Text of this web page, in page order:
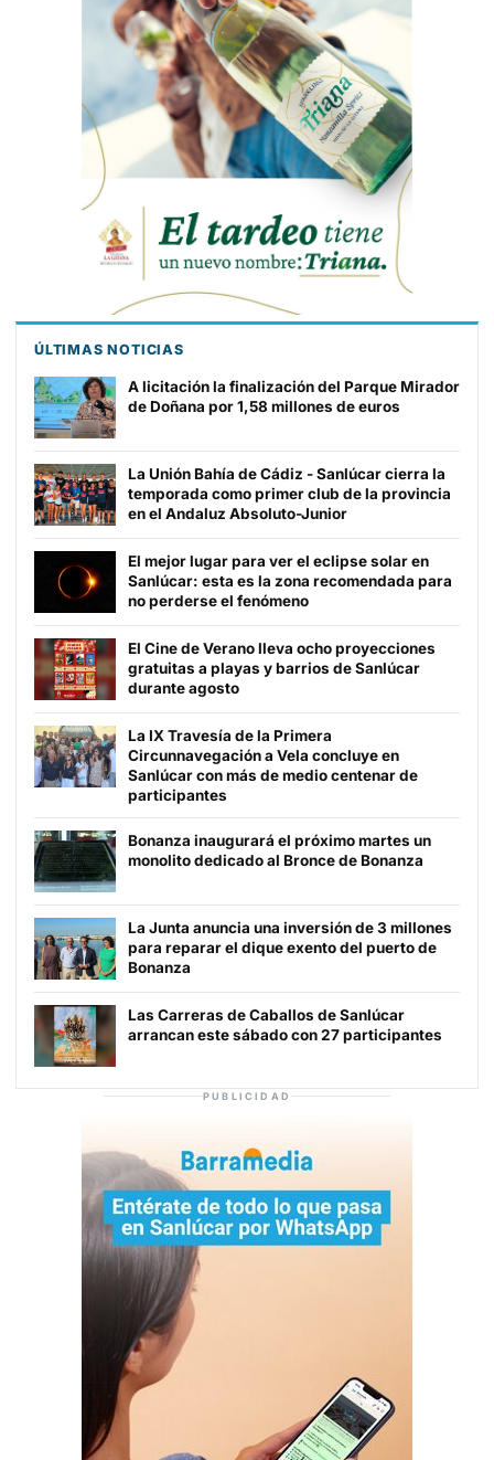
ÚLTIMAS NOTICIAS
A licitación la finalización del Parque Mirador
de Doñana por 1,58 millones de euros
La Unión Bahía de Cádiz - Sanlúcar cierra la
temporada como primer club de la provincia
en el Andaluz Absoluto-Junior
El mejor lugar para ver el eclipse solar en
Sanlúcar: esta es la zona recomendada para
no perderse el fenómeno
El Cine de Verano lleva ocho proyecciones
gratuitas a playas y barrios de Sanlúcar
durante agosto
La IX Travesía de la Primera
Circunnavegación a Vela concluye en
Sanlúcar con más de medio centenar de
participantes
Bonanza inaugurará el próximo martes un
monolito dedicado al Bronce de Bonanza
La Junta anuncia una inversión de 3 millones
para reparar el dique exento del puerto de
Bonanza
Las Carreras de Caballos de Sanlúcar
arrancan este sábado con 27 participantes
PUBLICIDAD